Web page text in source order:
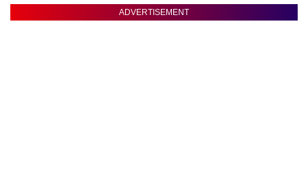
ADVERTISEMENT